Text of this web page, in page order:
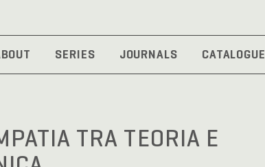
SERIES JOURNALS CATALOGUE
TRA TEORIA E